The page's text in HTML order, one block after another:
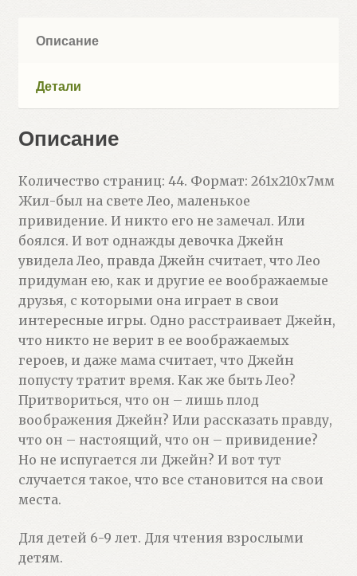
Мак)Описание
Детали
Описание
Количество страниц: 44. Формат: 261x210x7мм
Жил-был на свете Лео, маленькое
привидение. И никто его не замечал. Или
боялся. И вот однажды девочка Джейн
увидела Лео, правда Джейн считает, что Лео
придуман ею, как и другие ее воображаемые
друзья, с которыми она играет в свои
интересные игры. Одно расстраивает Джейн,
что никто не верит в ее воображаемых
героев, и даже мама считает, что Джейн
попусту тратит время. Как же быть Лео?
Притвориться, что он – лишь плод
воображения Джейн? Или рассказать правду,
что он – настоящий, что он – привидение?
Но не испугается ли Джейн? И вот тут
случается такое, что все становится на свои
места.
Для детей 6-9 лет. Для чтения взрослыми
детям.